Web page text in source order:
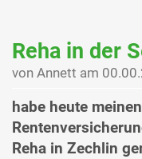
Reha in der
von Annett am
habe heute
Reha in Zechlin